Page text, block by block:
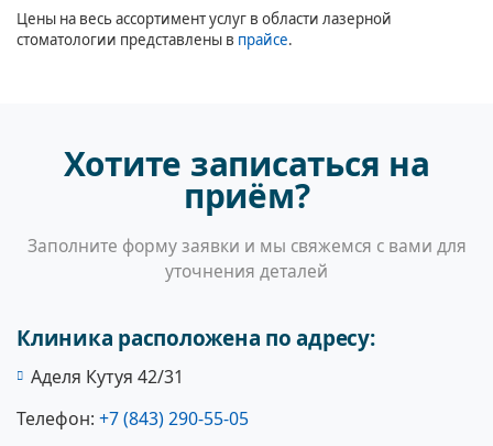
Цены на весь ассортимент услуг в области лазерной
стоматологии представлены в прайсе.
Хотите записаться на
приём?
Заполните форму заявки и мы свяжемся с вами для
уточнения деталей
Клиника расположена по адресу:
Аделя Кутуя 42/31
Телефон: +7 (843) 290-55-05